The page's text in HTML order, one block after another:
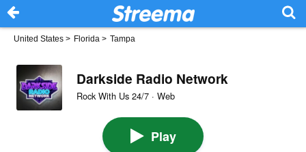
United States > Florida > Tampa
Darkside Radio Network
Rock With Us 24/7 · Web
Play